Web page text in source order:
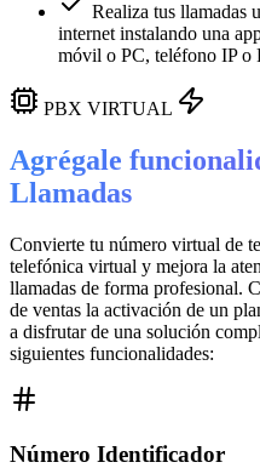
Realiza tus llamadas
internet instalando una
móvil o PC, teléfono IP o
PBX VIRTUAL
Agrégale
Llamadas
Convierte tu número virtual de
telefónica virtual y mejora la
llamadas de forma profesional.
de ventas la activación de un
a disfrutar de una solución
siguientes funcionalidades:
Número Identificador